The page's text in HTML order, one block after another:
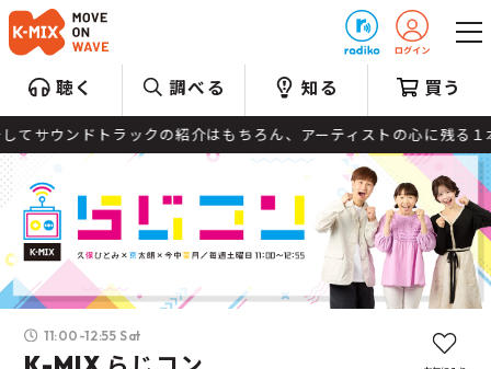
聴く 調べる 知る 買う
ンドトラックの紹介はもちろん、アーティストの心に残る１本
11:00-12:55 Sat